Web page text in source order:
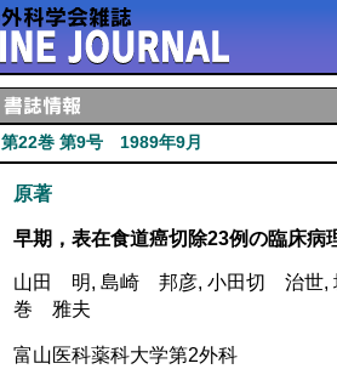
第22巻 第9号 1989年9月
原著
早期，表在食道癌切除23例の臨床病
山田 明, 島崎 邦彦, 小田切 治世
巻 雅夫
富山医科薬科大学第2外科